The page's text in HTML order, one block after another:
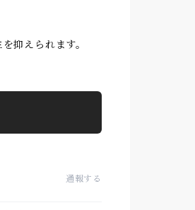
抑えられます。
通報する